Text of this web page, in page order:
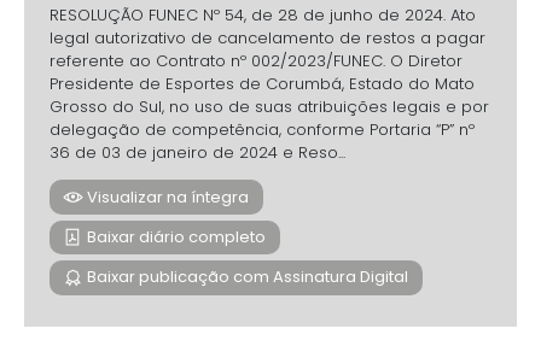
RESOLUÇÃO FUNEC Nº 54, de 28 de junho de 2024. Ato
legal autorizativo de cancelamento de restos a pagar
referente ao Contrato nº 002/2023/FUNEC. O Diretor
Presidente de Esportes de Corumbá, Estado do Mato
Grosso do Sul, no uso de suas atribuições legais e por
delegação de competência, conforme Portaria “P” nº
36 de 03 de janeiro de 2024 e Reso...
Visualizar na íntegra
Baixar diário completo
Baixar publicação com Assinatura Digital